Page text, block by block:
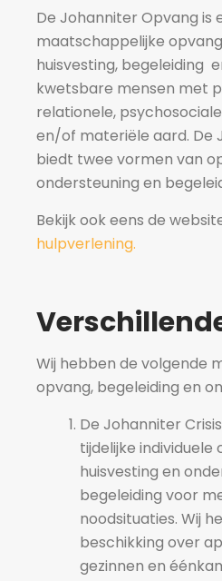
De Johanniter Opvang is
maatschappelijke
huisvesting, begeleiding
kwetsbare mensen met
relationele,
en/of materiële aard. De
biedt twee vormen van
ondersteuning en
Bekijk ook eens de
hulpverlening.
Wij hebben de volgende
opvang, begeleiding en
De Johanniter
tijdelijke individuele
huisvesting en
begeleiding voor
noodsituaties. Wij
beschikking over
gezinnen en